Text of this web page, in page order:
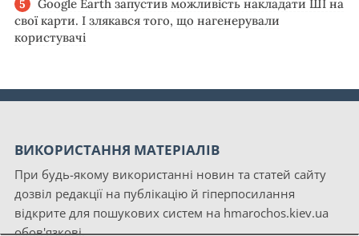
Google Earth запустив можливість накладати ШІ на
свої карти. І злякався того, що нагенерували
користувачі
ВИКОРИСТАННЯ МАТЕРІАЛІВ
При будь-якому використанні новин та статей сайту
дозвіл редакції на публікацію й гіперпосилання
відкрите для пошукових систем на hmarochos.kiev.ua
обов'язкові.